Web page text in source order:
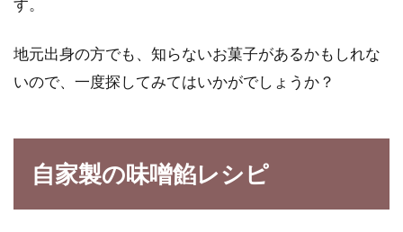
す。
地元出身の方でも、知らないお菓子があるかもしれな
いので、一度探してみてはいかがでしょうか？
自家製の味噌餡レシピ